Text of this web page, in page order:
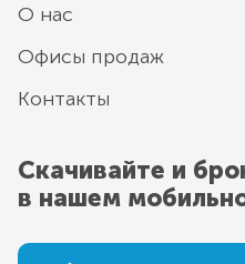
О нас
Офисы продаж
Контакты
Скачивайте и
в нашем